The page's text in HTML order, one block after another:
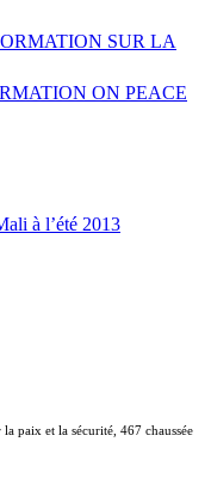
SUR LA
ON PEACE
à l’été 2013
paix et la sécurité, 467 chaussée